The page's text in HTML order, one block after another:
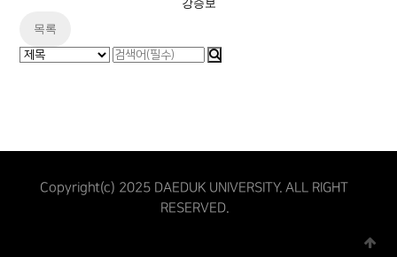
강승보
목록
Copyright(c) 2025 DAEDUK UNIVERSITY. ALL RIGHT
RESERVED.